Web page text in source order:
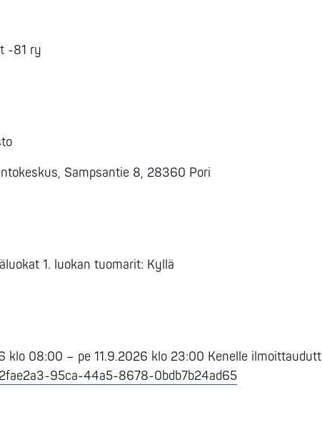
-81 ry
Sampsantie 8, 28360 Pori
1. luokan tuomarit: Kyllä
klo 08:00 – pe 11.9.2026 klo 23:00 Kenelle
95ca-44a5-8678-0bdb7b24ad65